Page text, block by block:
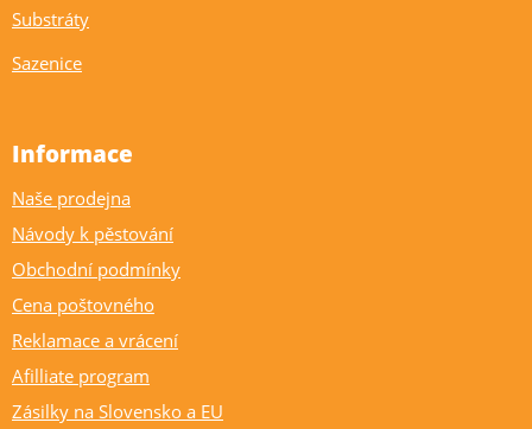
Substráty
Sazenice
Informace
Naše prodejna
Návody k pěstování
Obchodní podmínky
Cena poštovného
Reklamace a vrácení
Afilliate program
Zásilky na Slovensko a EU